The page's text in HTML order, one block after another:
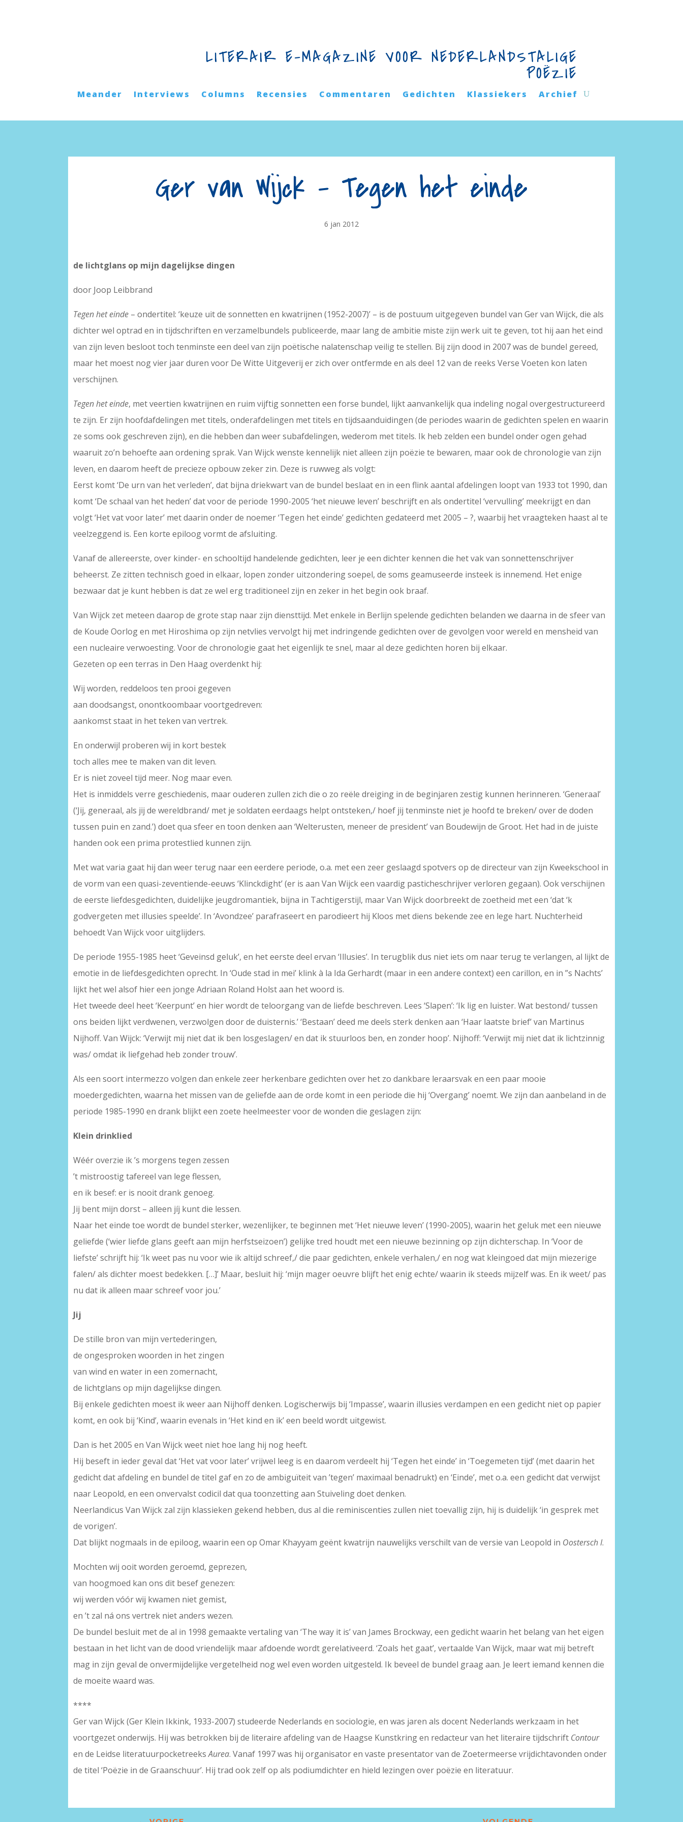
LITERAIR E-MAGAZINE VOOR NEDERLANDSTALIGE
POËZIE
Meander Interviews Columns Recensies Commentaren Gedichten Klassiekers Archief
Ger van Wijck – Tegen het einde
6 jan 2012
de lichtglans op mijn dagelijkse dingen
door Joop Leibbrand
Tegen het einde – ondertitel: ‘keuze uit de sonnetten en kwatrijnen (1952-2007)’ – is de postuum uitgegeven bundel van Ger van Wijck, die als
dichter wel optrad en in tijdschriften en verzamelbundels publiceerde, maar lang de ambitie miste zijn werk uit te geven, tot hij aan het eind
van zijn leven besloot toch tenminste een deel van zijn poëtische nalatenschap veilig te stellen. Bij zijn dood in 2007 was de bundel gereed,
maar het moest nog vier jaar duren voor De Witte Uitgeverij er zich over ontfermde en als deel 12 van de reeks Verse Voeten kon laten
verschijnen.
Tegen het einde, met veertien kwatrijnen en ruim vijftig sonnetten een forse bundel, lijkt aanvankelijk qua indeling nogal overgestructureerd
te zijn. Er zijn hoofdafdelingen met titels, onderafdelingen met titels en tijdsaanduidingen (de periodes waarin de gedichten spelen en waarin
ze soms ook geschreven zijn), en die hebben dan weer subafdelingen, wederom met titels. Ik heb zelden een bundel onder ogen gehad
waaruit zo’n behoefte aan ordening sprak. Van Wijck wenste kennelijk niet alleen zijn poëzie te bewaren, maar ook de chronologie van zijn
leven, en daarom heeft de precieze opbouw zeker zin. Deze is ruwweg als volgt:
Eerst komt ‘De urn van het verleden’, dat bijna driekwart van de bundel beslaat en in een flink aantal afdelingen loopt van 1933 tot 1990, dan
komt ‘De schaal van het heden’ dat voor de periode 1990-2005 ‘het nieuwe leven’ beschrijft en als ondertitel ‘vervulling’ meekrijgt en dan
volgt ‘Het vat voor later’ met daarin onder de noemer ‘Tegen het einde’ gedichten gedateerd met 2005 – ?, waarbij het vraagteken haast al te
veelzeggend is. Een korte epiloog vormt de afsluiting.
Vanaf de allereerste, over kinder- en schooltijd handelende gedichten, leer je een dichter kennen die het vak van sonnettenschrijver
beheerst. Ze zitten technisch goed in elkaar, lopen zonder uitzondering soepel, de soms geamuseerde insteek is innemend. Het enige
bezwaar dat je kunt hebben is dat ze wel erg traditioneel zijn en zeker in het begin ook braaf.
Van Wijck zet meteen daarop de grote stap naar zijn diensttijd. Met enkele in Berlijn spelende gedichten belanden we daarna in de sfeer van
de Koude Oorlog en met Hiroshima op zijn netvlies vervolgt hij met indringende gedichten over de gevolgen voor wereld en mensheid van
een nucleaire verwoesting. Voor de chronologie gaat het eigenlijk te snel, maar al deze gedichten horen bij elkaar.
Gezeten op een terras in Den Haag overdenkt hij:
Wij worden, reddeloos ten prooi gegeven
aan doodsangst, onontkoombaar voortgedreven:
aankomst staat in het teken van vertrek.
En onderwijl proberen wij in kort bestek
toch alles mee te maken van dit leven.
Er is niet zoveel tijd meer. Nog maar even.
Het is inmiddels verre geschiedenis, maar ouderen zullen zich die o zo reële dreiging in de beginjaren zestig kunnen herinneren. ‘Generaal’
(‘Jij, generaal, als jij de wereldbrand/ met je soldaten eerdaags helpt ontsteken,/ hoef jij tenminste niet je hoofd te breken/ over de doden
tussen puin en zand.’) doet qua sfeer en toon denken aan ‘Welterusten, meneer de president’ van Boudewijn de Groot. Het had in de juiste
handen ook een prima protestlied kunnen zijn.
Met wat varia gaat hij dan weer terug naar een eerdere periode, o.a. met een zeer geslaagd spotvers op de directeur van zijn Kweekschool in
de vorm van een quasi-zeventiende-eeuws ‘Klinckdight’ (er is aan Van Wijck een vaardig pasticheschrijver verloren gegaan). Ook verschijnen
de eerste liefdesgedichten, duidelijke jeugdromantiek, bijna in Tachtigerstijl, maar Van Wijck doorbreekt de zoetheid met een ‘dat ‘k
godvergeten met illusies speelde’. In ‘Avondzee’ parafraseert en parodieert hij Kloos met diens bekende zee en lege hart. Nuchterheid
behoedt Van Wijck voor uitglijders.
De periode 1955-1985 heet ‘Geveinsd geluk’, en het eerste deel ervan ‘Illusies’. In terugblik dus niet iets om naar terug te verlangen, al lijkt de
emotie in de liefdesgedichten oprecht. In ‘Oude stad in mei’ klink à la Ida Gerhardt (maar in een andere context) een carillon, en in ”s Nachts’
lijkt het wel alsof hier een jonge Adriaan Roland Holst aan het woord is.
Het tweede deel heet ‘Keerpunt’ en hier wordt de teloorgang van de liefde beschreven. Lees ‘Slapen’: ‘Ik lig en luister. Wat bestond/ tussen
ons beiden lijkt verdwenen, verzwolgen door de duisternis.’ ‘Bestaan’ deed me deels sterk denken aan ‘Haar laatste brief’ van Martinus
Nijhoff. Van Wijck: ‘Verwijt mij niet dat ik ben losgeslagen/ en dat ik stuurloos ben, en zonder hoop’. Nijhoff: ‘Verwijt mij niet dat ik lichtzinnig
was/ omdat ik liefgehad heb zonder trouw’.
Als een soort intermezzo volgen dan enkele zeer herkenbare gedichten over het zo dankbare leraarsvak en een paar mooie
moedergedichten, waarna het missen van de geliefde aan de orde komt in een periode die hij ‘Overgang’ noemt. We zijn dan aanbeland in de
periode 1985-1990 en drank blijkt een zoete heelmeester voor de wonden die geslagen zijn:
Klein drinklied
Wéér overzie ik ’s morgens tegen zessen
’t mistroostig tafereel van lege flessen,
en ik besef: er is nooit drank genoeg.
Jij bent mijn dorst – alleen jíj kunt die lessen.
Naar het einde toe wordt de bundel sterker, wezenlijker, te beginnen met ‘Het nieuwe leven’ (1990-2005), waarin het geluk met een nieuwe
geliefde (‘wier liefde glans geeft aan mijn herfstseizoen’) gelijke tred houdt met een nieuwe bezinning op zijn dichterschap. In ‘Voor de
liefste’ schrijft hij: ‘Ik weet pas nu voor wie ik altijd schreef,/ die paar gedichten, enkele verhalen,/ en nog wat kleingoed dat mijn miezerige
falen/ als dichter moest bedekken. […]’ Maar, besluit hij: ‘mijn mager oeuvre blijft het enig echte/ waarin ik steeds mijzelf was. En ik weet/ pas
nu dat ik alleen maar schreef voor jou.’
Jij
De stille bron van mijn vertederingen,
de ongesproken woorden in het zingen
van wind en water in een zomernacht,
de lichtglans op mijn dagelijkse dingen.
Bij enkele gedichten moest ik weer aan Nijhoff denken. Logischerwijs bij ‘Impasse’, waarin illusies verdampen en een gedicht niet op papier
komt, en ook bij ‘Kind’, waarin evenals in ‘Het kind en ik’ een beeld wordt uitgewist.
Dan is het 2005 en Van Wijck weet niet hoe lang hij nog heeft.
Hij beseft in ieder geval dat ‘Het vat voor later’ vrijwel leeg is en daarom verdeelt hij ‘Tegen het einde’ in ‘Toegemeten tijd’ (met daarin het
gedicht dat afdeling en bundel de titel gaf en zo de ambiguïteit van ’tegen’ maximaal benadrukt) en ‘Einde’, met o.a. een gedicht dat verwijst
naar Leopold, en een onvervalst codicil dat qua toonzetting aan Stuiveling doet denken.
Neerlandicus Van Wijck zal zijn klassieken gekend hebben, dus al die reminiscenties zullen niet toevallig zijn, hij is duidelijk ‘in gesprek met
de vorigen’.
Dat blijkt nogmaals in de epiloog, waarin een op Omar Khayyam geënt kwatrijn nauwelijks verschilt van de versie van Leopold in Oostersch I.
Mochten wij ooit worden geroemd, geprezen,
van hoogmoed kan ons dit besef genezen:
wij werden vóór wij kwamen niet gemist,
en ’t zal ná ons vertrek niet anders wezen.
De bundel besluit met de al in 1998 gemaakte vertaling van ‘The way it is’ van James Brockway, een gedicht waarin het belang van het eigen
bestaan in het licht van de dood vriendelijk maar afdoende wordt gerelativeerd. ‘Zoals het gaat’, vertaalde Van Wijck, maar wat mij betreft
mag in zijn geval de onvermijdelijke vergetelheid nog wel even worden uitgesteld. Ik beveel de bundel graag aan. Je leert iemand kennen die
de moeite waard was.
****
Ger van Wijck (Ger Klein Ikkink, 1933-2007) studeerde Nederlands en sociologie, en was jaren als docent Nederlands werkzaam in het
voortgezet onderwijs. Hij was betrokken bij de literaire afdeling van de Haagse Kunstkring en redacteur van het literaire tijdschrift Contour
en de Leidse literatuurpocketreeksAurea. Vanaf 1997 was hij organisator en vaste presentator van de Zoetermeerse vrijdichtavonden onder
de titel ‘Poëzie in de Graanschuur’. Hij trad ook zelf op als podiumdichter en hield lezingen over poëzie en literatuur.